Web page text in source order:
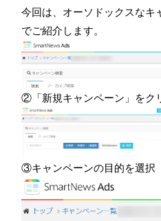
今回は、オーソドックスなキ
でご紹介します。
②「新規キャンペーン」をク
③キャンペーンの目的を選択